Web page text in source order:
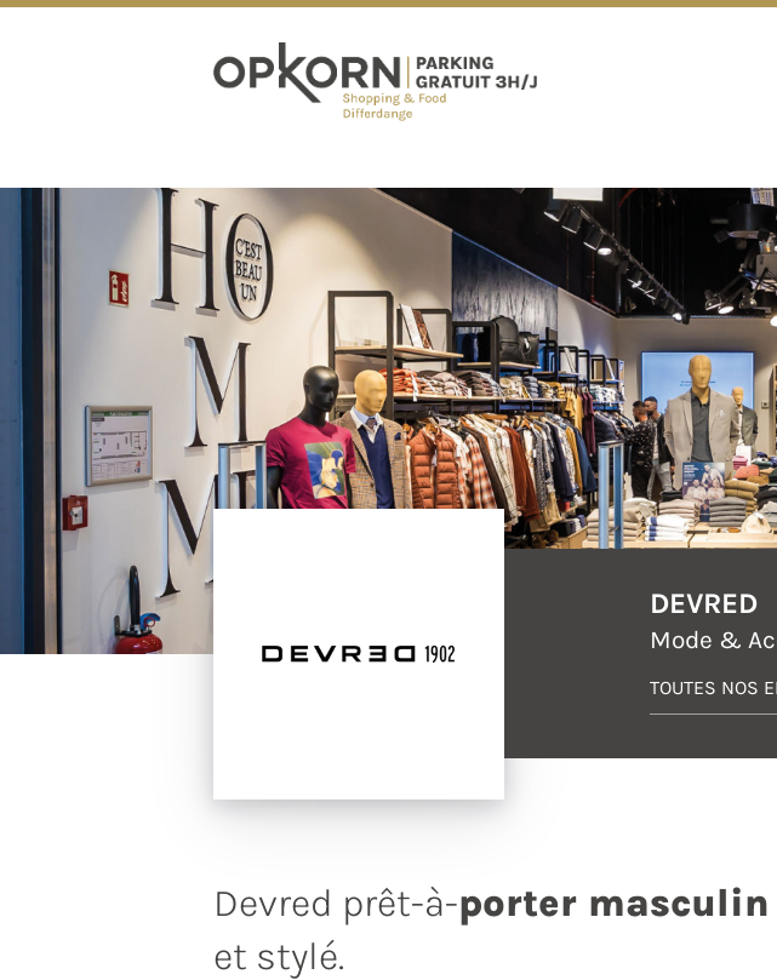
DEVRED
Mode &
TOUTES NOS
Devred prêt-à-porter
et stylé.